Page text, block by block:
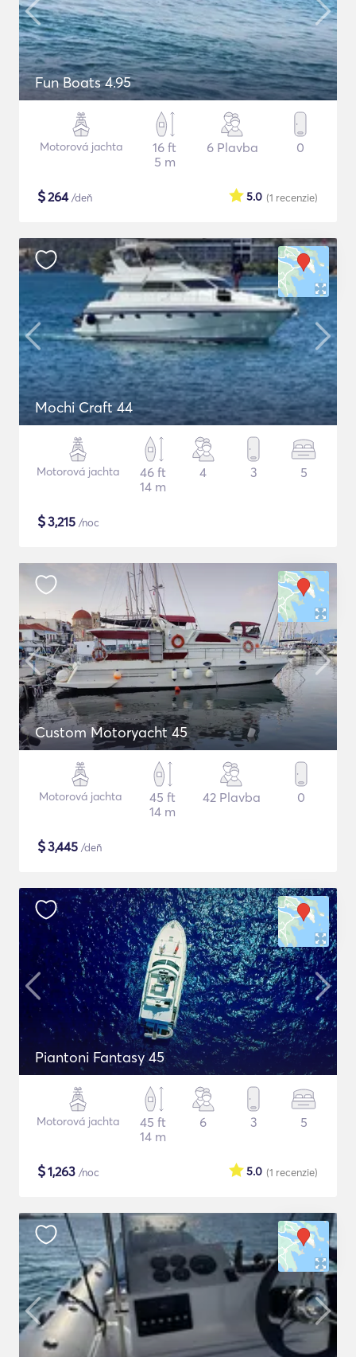
Fun Boats 4.95
Motorová jachta
16 ft
5 m
6 Plavba 0
$264/deň (1 recenzie)
5.0
Mochi Craft 44
Motorová jachta
46 ft
14 m
4 3 5
$3,215 /noc
Custom Motoryacht 45
Motorová jachta
45 ft
14 m
42 Plavba 0
$3,445 /deň
Piantoni Fantasy 45
Motorová jachta
45 ft
14 m
6 3 5
$1,263 /noc (1 recenzie)
5.0